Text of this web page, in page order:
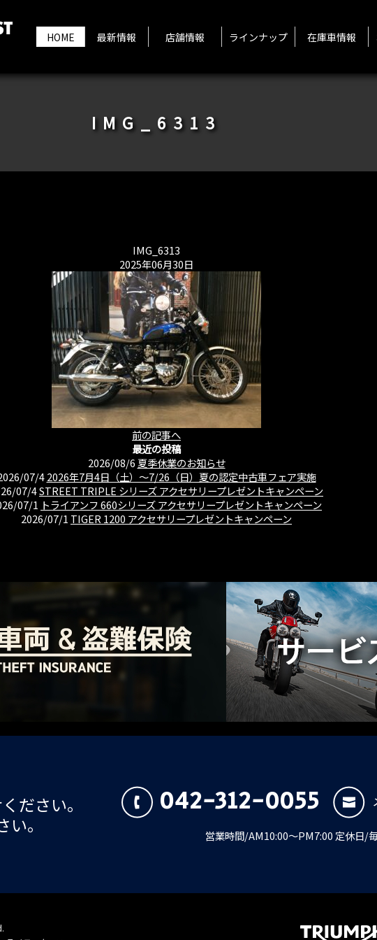
HOME 最新情報 店舗情報 ラインナップ 在庫車情報
IMG_6313
IMG_6313
2025年06月30日
前の記事へ
最近の投稿
2026/08/6 夏季休業のお知らせ
07/4 2026年7月4日（土）〜7/26（日）夏の認定中古車フェア実施
07/4STREET TRIPLE シリーズ アクセサリープレゼントキャンペーン
07/1 トライアンフ 660シリーズ アクセサリープレゼントキャンペーン
2026/07/1 TIGER 1200 アクセサリープレゼントキャンペーン
ださい。
。
042-312-0055
営業時間/AM10:00～PM7:00 定休日/